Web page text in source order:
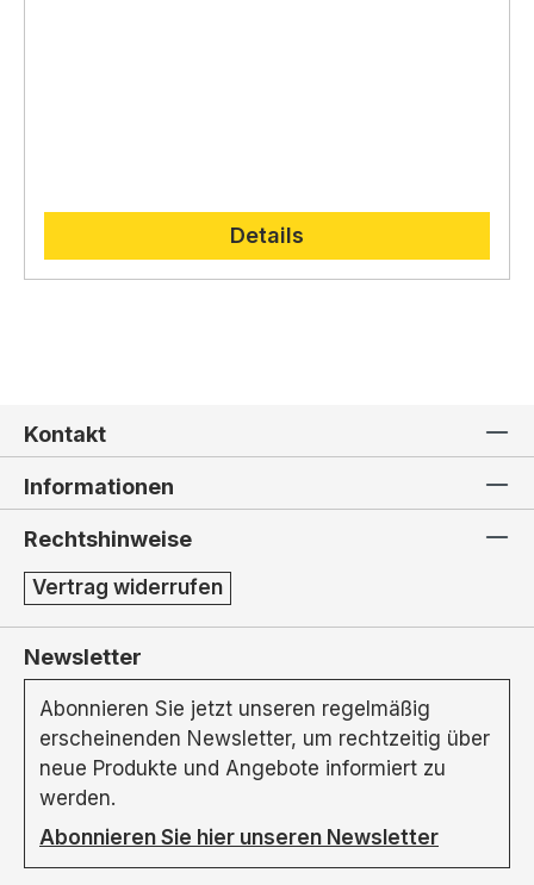
Details
Kontakt
Informationen
Rechtshinweise
Vertrag widerrufen
Newsletter
Abonnieren Sie jetzt unseren regelmäßig
erscheinenden Newsletter, um rechtzeitig über
neue Produkte und Angebote informiert zu
werden.
Abonnieren Sie hier unseren Newsletter